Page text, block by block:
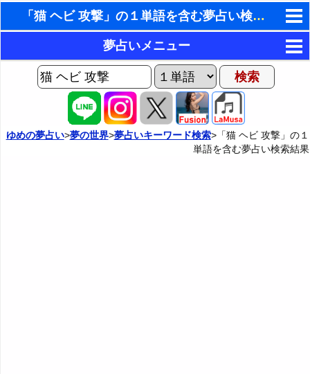
「猫 ヘビ 攻撃」の１単語を含む夢占い検索結果
東洋・西洋占星術
ホラリー占星術
手相占いで未来診断
タロットカードで無料占い
命名の姓名判断
夢占いメニュー
AIゆめの夢占いチャット
ヨセフの夢占い
夢占い掲示板
ゆめの夢占い>夢の世界>夢占いキーワード検索>「猫 ヘビ 攻撃」の１
単語を含む夢占い検索結果